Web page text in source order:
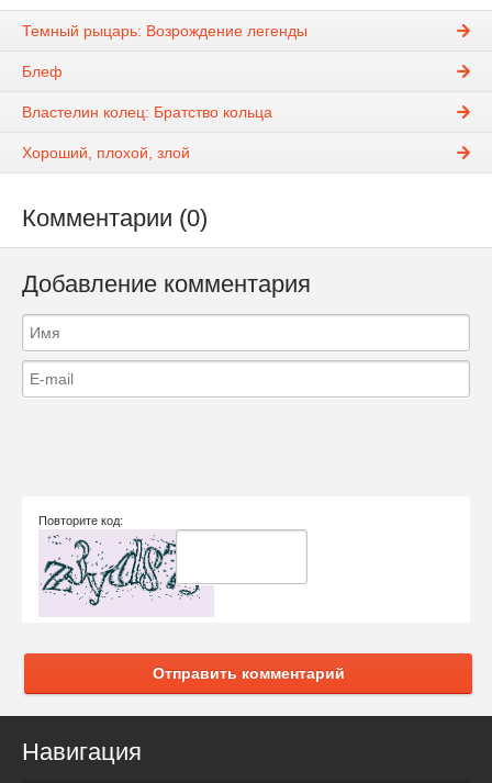
Темный рыцарь: Возрождение легенды
Блеф
Властелин колец: Братство кольца
Хороший, плохой, злой
Комментарии (0)
Добавление комментария
Повторите код:
Отправить комментарий
Навигация